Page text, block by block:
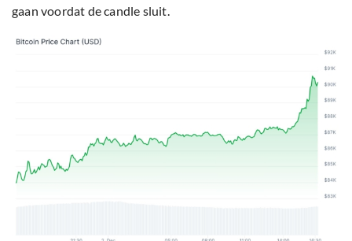
gaan voordat de candle sluit.